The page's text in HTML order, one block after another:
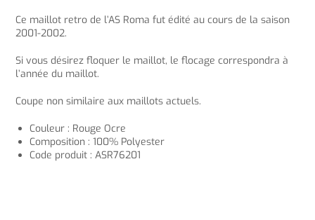
Ce maillot retro de l’AS Roma fut édité au cours de la saison
2001-2002.
Si vous désirez floquer le maillot, le flocage correspondra à
l’année du maillot.
Coupe non similaire aux maillots actuels.
Couleur : Rouge Ocre
Composition : 100% Polyester
Code produit : ASR76201